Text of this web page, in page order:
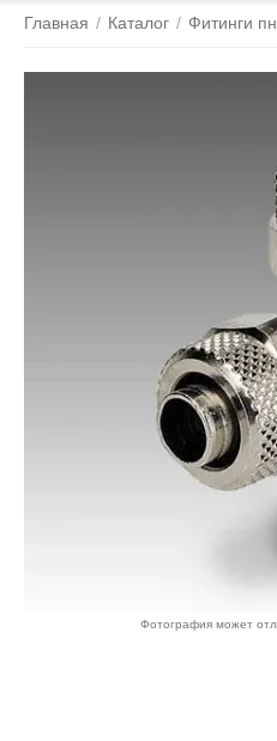
Главная / Каталог / Фитинги
Фотография может